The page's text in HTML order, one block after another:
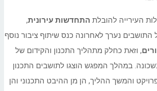
העירייה להובלת התחדשות עירונית,
התושבים נערך לאחרונה כנס שיתוף ציבור נוסף
, וזאת כחלק מתהליך התכנון והקידום של
בשכונה. במהלך המפגש הוצגו לתושבים התכנון
והמשך ההליך, הן מן ההיבט התכנוני והן